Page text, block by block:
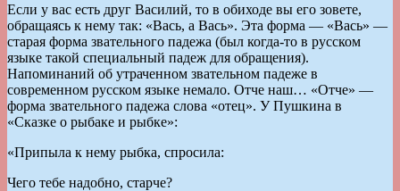
Если у вас есть друг Василий, то в обиходе вы его зовете,
обращаясь к нему так: «Вась, а Вась». Эта форма — «Вась» —
старая форма звательного падежа (был когда-то в русском
языке такой специальный падеж для обращения).
Напоминаний об утраченном звательном падеже в
современном русском языке немало. Отче наш… «Отче» —
форма звательного падежа слова «отец». У Пушкина в
«Сказке о рыбаке и рыбке»:
«Припыла к нему рыбка, спросила:
Чего тебе надобно, старче?